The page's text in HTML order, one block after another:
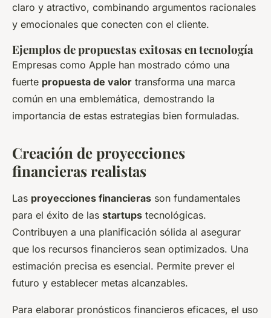
claro y atractivo, combinando argumentos racionales
y emocionales que conecten con el cliente.
Ejemplos de propuestas exitosas en tecnología
Empresas como Apple han mostrado cómo una
fuerte propuesta de valor transforma una marca
común en una emblemática, demostrando la
importancia de estas estrategias bien formuladas.
Creación de proyecciones
financieras realistas
Las proyecciones financieras son fundamentales
para el éxito de las startups tecnológicas.
Contribuyen a una planificación sólida al asegurar
que los recursos financieros sean optimizados. Una
estimación precisa es esencial. Permite prever el
futuro y establecer metas alcanzables.
Para elaborar pronósticos financieros eficaces, el uso